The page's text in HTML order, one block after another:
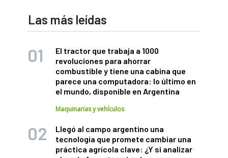
Las más leídas
El tractor que trabaja a 1000
revoluciones para ahorrar
combustible y tiene una cabina que
parece una computadora: lo último en
el mundo, disponible en Argentina
Maquinarias y vehículos
Llegó al campo argentino una
tecnología que promete cambiar una
práctica agrícola clave: ¿Y si analizar